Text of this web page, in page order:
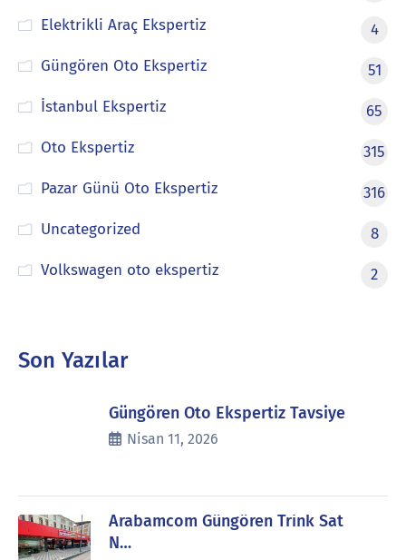
Elektrikli Araç Ekspertiz
4
Güngören Oto Ekspertiz
51
İstanbul Ekspertiz
65
Oto Ekspertiz
315
Pazar Günü Oto Ekspertiz
316
Uncategorized
8
Volkswagen oto ekspertiz
2
Son Yazılar
Güngören Oto Ekspertiz Tavsiye
Nisan 11, 2026
Arabamcom Güngören Trink Sat
N…